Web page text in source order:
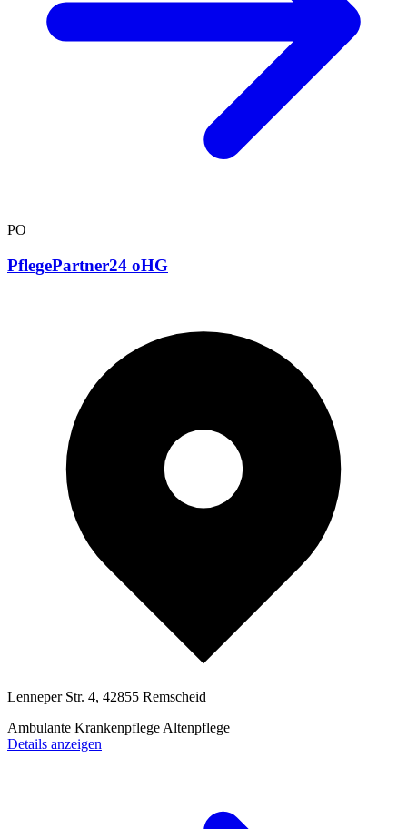
PO
PflegePartner24 oHG
Lenneper Str. 4, 42855 Remscheid
Ambulante KrankenpflegeAltenpflege
Details anzeigen